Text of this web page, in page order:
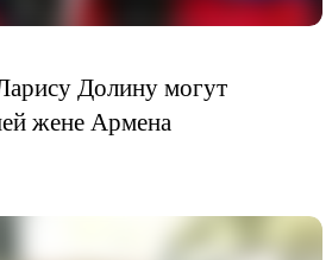
Долину могут
жене Армена